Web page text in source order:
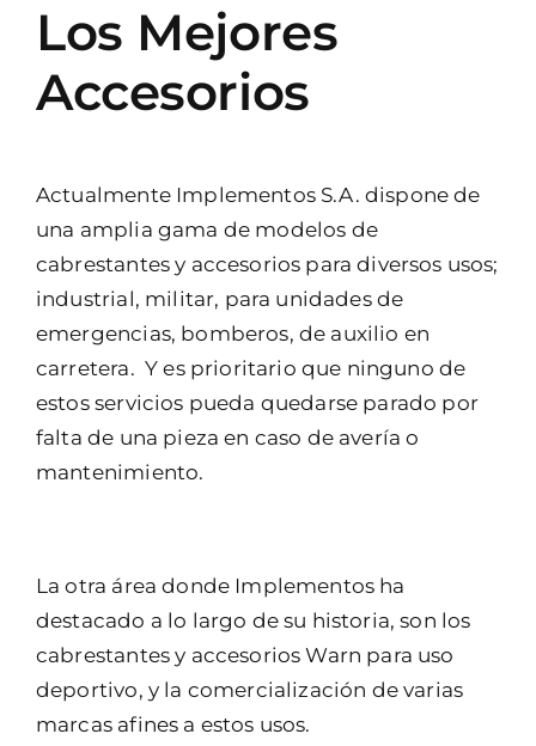
Los Mejores
Accesorios
Actualmente Implementos S.A. dispone de
una amplia gama de modelos de
cabrestantes y accesorios para diversos usos;
industrial, militar, para unidades de
emergencias, bomberos, de auxilio en
carretera. Y es prioritario que ninguno de
estos servicios pueda quedarse parado por
falta de una pieza en caso de avería o
mantenimiento.
La otra área donde Implementos ha
destacado a lo largo de su historia, son los
cabrestantes y accesorios Warn para uso
deportivo, y la comercialización de varias
marcas afines a estos usos.